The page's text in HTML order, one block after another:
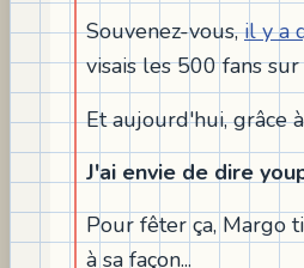
Souvenez-vous,il y a
visais les 500 fans
Et aujourd'hui, grâce
J'ai envie de dire
Pour fêter ça, Margo
à sa façon...